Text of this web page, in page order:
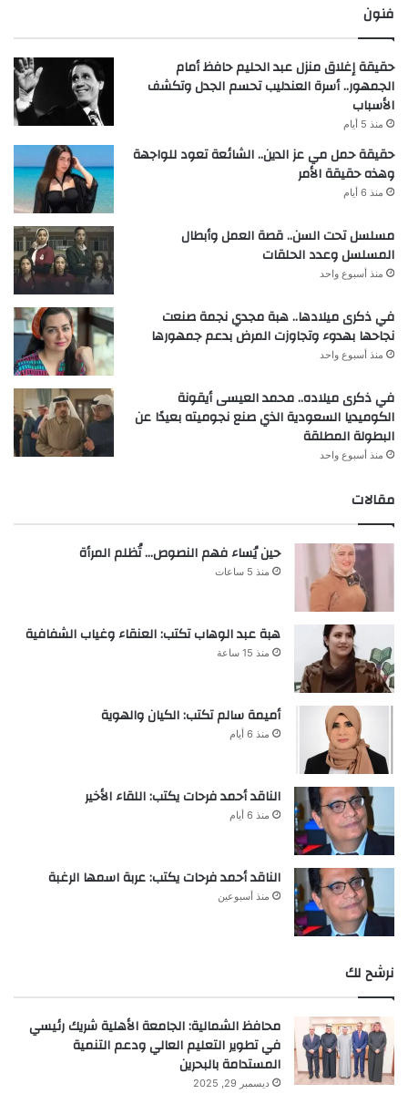
فنون
حقيقة إغلاق منزل عبد الحليم حافظ أمام
الجمهور.. أسرة العندليب تحسم الجدل وتكشف
الأسباب
منذ 5 أيام
حقيقة حمل مي عز الدين.. الشائعة تعود للواجهة
وهذه حقيقة الأمر
منذ 6 أيام
مسلسل تحت السن.. قصة العمل وأبطال
المسلسل وعدد الحلقات
منذ أسبوع واحد
في ذكرى ميلادها.. هبة مجدي نجمة صنعت
نجاحها بهدوء وتجاوزت المرض بدعم جمهورها
منذ أسبوع واحد
في ذكرى ميلاده.. محمد العيسى أيقونة
الكوميديا السعودية الذي صنع نجوميته بعيدًا عن
البطولة المطلقة
منذ أسبوع واحد
مقالات
حين يُساء فهم النصوص… تُظلم المرأة
منذ 5 ساعات
هبة عبد الوهاب تكتب: العنقاء وغياب الشفافية
منذ 15 ساعة
أميمة سالم تكتب: الكيان والهوية
منذ 6 أيام
الناقد أحمد فرحات يكتب: اللقاء الأخير
منذ 6 أيام
الناقد أحمد فرحات يكتب: عربة اسمها الرغبة
منذ أسبوعين
نرشح لك
محافظ الشمالية: الجامعة الأهلية شريك رئيسي
في تطوير التعليم العالي ودعم التنمية
المستدامة بالبحرين
ديسمبر 29, 2025